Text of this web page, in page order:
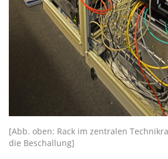
[Abb. oben: Rack im zentralen
die Beschallung]